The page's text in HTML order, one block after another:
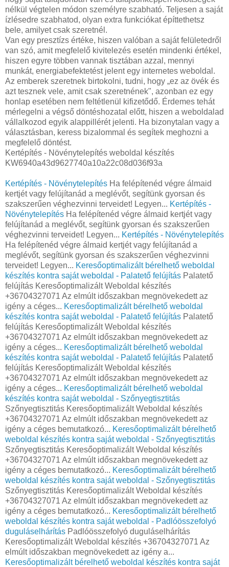
nélkül végtelen módon személyre szabható. Teljesen a saját
ízlésedre szabhatod, olyan extra funkciókat építtethetsz
bele, amilyet csak szeretnél.
Van egy presztízs értéke, hiszen valóban a saját felületedről
van szó, amit megfelelő kivitelezés esetén mindenki értékel,
hiszen egyre többen vannak tisztában azzal, mennyi
munkát, energiabefektetést jelent egy internetes weboldal.
Az emberek szeretnek birtokolni, tudni, hogy „ez az övék és
azt tesznek vele, amit csak szeretnének", azonban ez egy
honlap esetében nem feltétlenül kifizetődő. Érdemes tehát
mérlegelni a végső döntéshozatal előtt, hiszen a weboldalad
vállalkozod egyik alappillérét jelenti. Ha bizonytalan vagy a
választásban, keress bizalommal és segítek meghozni a
megfelelő döntést.
Kertépítés - Növénytelepítés weboldal készítés
KW6940a43d9627740a10a22c08d036f93a
Kertépítés - Növénytelepítés Ha felépítenéd végre álmaid
kertjét vagy felújítanád a meglévőt, segítünk gyorsan és
szakszerűen véghezvinni terveidet! Legyen... Kertépítés -
Növénytelepítés Ha felépítenéd végre álmaid kertjét vagy
felújítanád a meglévőt, segítünk gyorsan és szakszerűen
véghezvinni terveidet! Legyen... Kertépítés - Növénytelepítés
Ha felépítenéd végre álmaid kertjét vagy felújítanád a
meglévőt, segítünk gyorsan és szakszerűen véghezvinni
terveidet! Legyen... Keresőoptimalizált bérelhető weboldal
készítés kontra saját weboldal - Palatető felújítás Palatető
felújítás Keresőoptimalizált Weboldal készítés
+36704327071 Az elmúlt időszakban megnövekedett az
igény a céges... Keresőoptimalizált bérelhető weboldal
készítés kontra saját weboldal - Palatető felújítás Palatető
felújítás Keresőoptimalizált Weboldal készítés
+36704327071 Az elmúlt időszakban megnövekedett az
igény a céges... Keresőoptimalizált bérelhető weboldal
készítés kontra saját weboldal - Palatető felújítás Palatető
felújítás Keresőoptimalizált Weboldal készítés
+36704327071 Az elmúlt időszakban megnövekedett az
igény a céges... Keresőoptimalizált bérelhető weboldal
készítés kontra saját weboldal - Szőnyegtisztitás
Szőnyegtisztitás Keresőoptimalizált Weboldal készítés
+36704327071 Az elmúlt időszakban megnövekedett az
igény a céges bemutatkozó... Keresőoptimalizált bérelhető
weboldal készítés kontra saját weboldal - Szőnyegtisztitás
Szőnyegtisztitás Keresőoptimalizált Weboldal készítés
+36704327071 Az elmúlt időszakban megnövekedett az
igény a céges bemutatkozó... Keresőoptimalizált bérelhető
weboldal készítés kontra saját weboldal - Szőnyegtisztitás
Szőnyegtisztitás Keresőoptimalizált Weboldal készítés
+36704327071 Az elmúlt időszakban megnövekedett az
igény a céges bemutatkozó... Keresőoptimalizált bérelhető
weboldal készítés kontra saját weboldal - Padlóösszefolyó
duguláselhárítás Padlóösszefolyó duguláselhárítás
Keresőoptimalizált Weboldal készítés +36704327071 Az
elmúlt időszakban megnövekedett az igény a...
Keresőoptimalizált bérelhető weboldal készítés kontra saját